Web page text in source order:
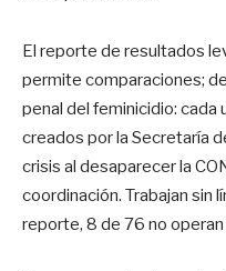
El reporte de resultados
permite comparaciones;
penal del feminicidio: cada
creados por la Secretaría
crisis al desaparecer la
coordinación. Trabajan sin
reporte, 8 de 76 no